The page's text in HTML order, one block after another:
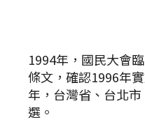
1994年，國民大會
條文，確認1996年
年，台灣省、台北
選。